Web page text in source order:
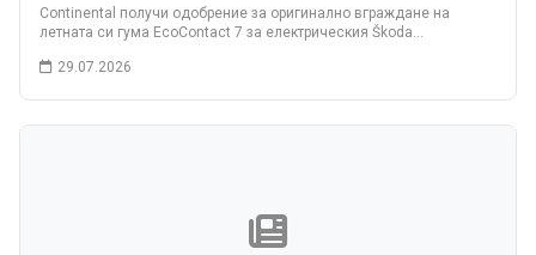
Continental получи одобрение за оригинално вграждане на
летната си гума EcoContact 7 за електрическия Škoda…
29.07.2026